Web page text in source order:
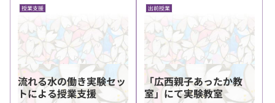
ラス 倉敷市立川辺小学校で、6
年生「水溶液の性質­マロ―ブ
ルーの指示薬でなぞの粉を調
べよう」の出前授...
のあたたまりセット(班)、遺
授業支援
流れる水の働き実験セッ
トによる授業支援
出前授業
「広西親子あったか教
室」にて実験教室